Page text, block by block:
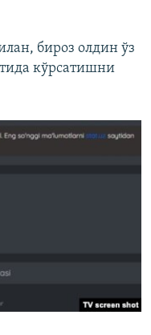
бироз олдин ўз
кўрсатишни